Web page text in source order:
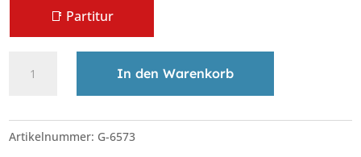
📑 Partitur
Music
Performance
In den Warenkorb
Artikelnummer: G-6573